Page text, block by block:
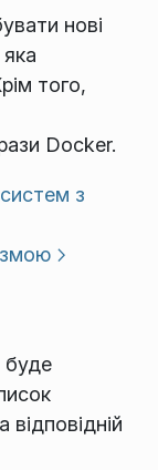
нові
того,
Docker.
з
буде